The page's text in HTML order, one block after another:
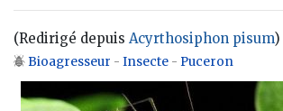
(Redirigé depuis Acyrthosiphon pisum)
Aller à :navigation,rechercher
Bioagresseur - Insecte - Puceron